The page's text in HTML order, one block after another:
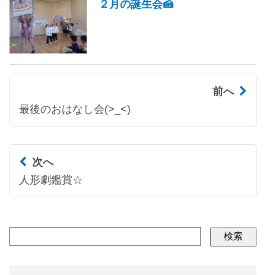
２月の誕生会🍰
前へ
最後のおはなし会(>_<)
次へ
人形劇鑑賞☆
検索